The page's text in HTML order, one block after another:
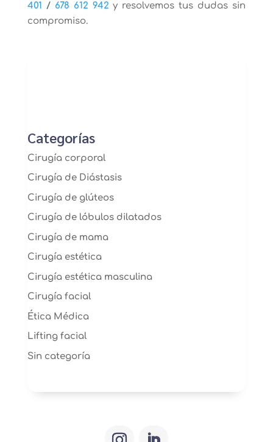
401 / 678 612 942 y resolvemos tus dudas sin
compromiso.
Categorías
Cirugía corporal
Cirugía de Diástasis
Cirugía de glúteos
Cirugía de lóbulos dilatados
Cirugía de mama
Cirugía estética
Cirugía estética masculina
Cirugía facial
Ética Médica
Lifting facial
Sin categoría